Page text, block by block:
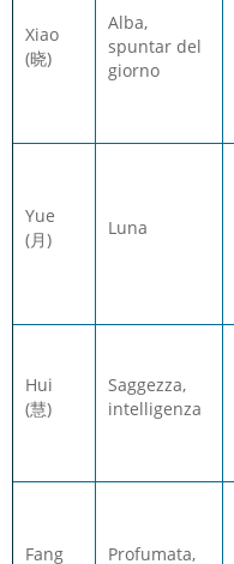
Xiao
(晓)
Alba,
spuntar del
giorno
Yue
(月)
Luna
Hui
(慧)
Saggezza,
intelligenza
Fang
Profumata,